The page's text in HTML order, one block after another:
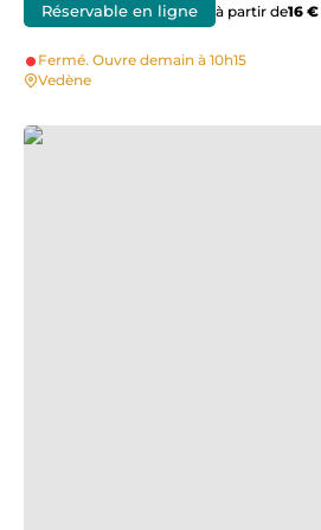
Réservable en ligne à partir de16 €
Fermé. Ouvre demain à 10h15
Vedène
Les planeurs Avignon-Pujaut